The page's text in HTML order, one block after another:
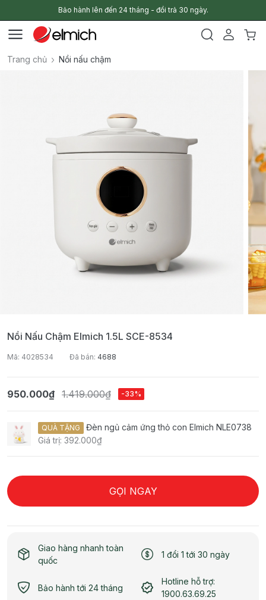
Bảo hành lên đến 24 tháng - đổi trả 30 ngày.
Trang chủ Nồi nấu chậm
Nồi Nấu Chậm Elmich 1.5L SCE-8534
Mã: 4028534 Đã bán: 4688
950.000₫ 1.419.000₫ -33%
QUÀ TẶNG
Đèn ngủ cảm ứng thỏ con Elmich NLE0738
Giá trị: 392.000₫
GỌI NGAY
Giao hàng nhanh toàn
quốc
1 đổi 1 tới 30 ngày
Bảo hành tới 24 tháng
Hotline hỗ trợ:
1900.63.69.25